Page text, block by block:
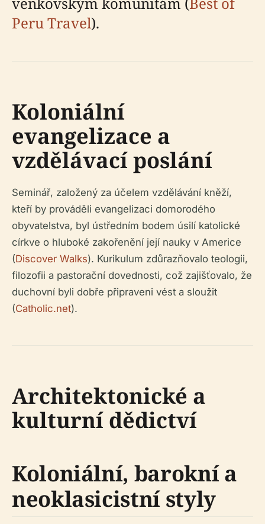
Peru Travel).
Koloniální
evangelizace a
vzdělávací poslání
Seminář, založený za účelem vzdělávání kněží,
kteří by prováděli evangelizaci domorodého
obyvatelstva, byl ústředním bodem úsilí katolické
církve o hluboké zakořenění její nauky v Americe
(Discover Walks). Kurikulum zdůrazňovalo teologii,
filozofii a pastorační dovednosti, což zajišťovalo, že
duchovní byli dobře připraveni vést a sloužit
(Catholic.net).
Architektonické a
kulturní dědictví
Koloniální, barokní a
neoklasicistní styly